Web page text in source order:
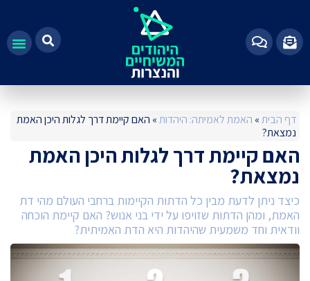
דף הבית» האמת לאמיתה: היהדות» האם קיימת דרך לגלות היכן האמת
נמצאת?
האם קיימת דרך לגלות היכן האמת
נמצאת?
כיצד ניתן לדעת מבין כל הדתות הקיימות ברחבי העולם מהי דת
האמת, ומהן הדתות שזויפו על ידי בני אנוש? האם קיימת הוכחה
וודאית וחד משמעית שהיהדות היא הדת האמיתית?